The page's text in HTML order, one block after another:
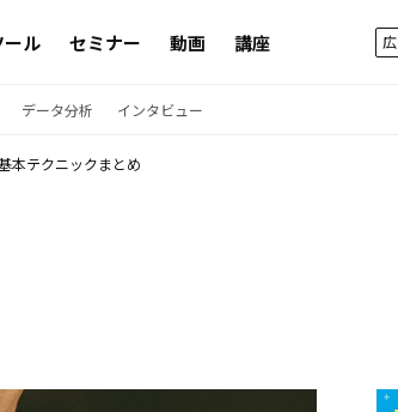
ール セミナー 動画 講座
データ分析 インタビュー
本テクニックまとめ